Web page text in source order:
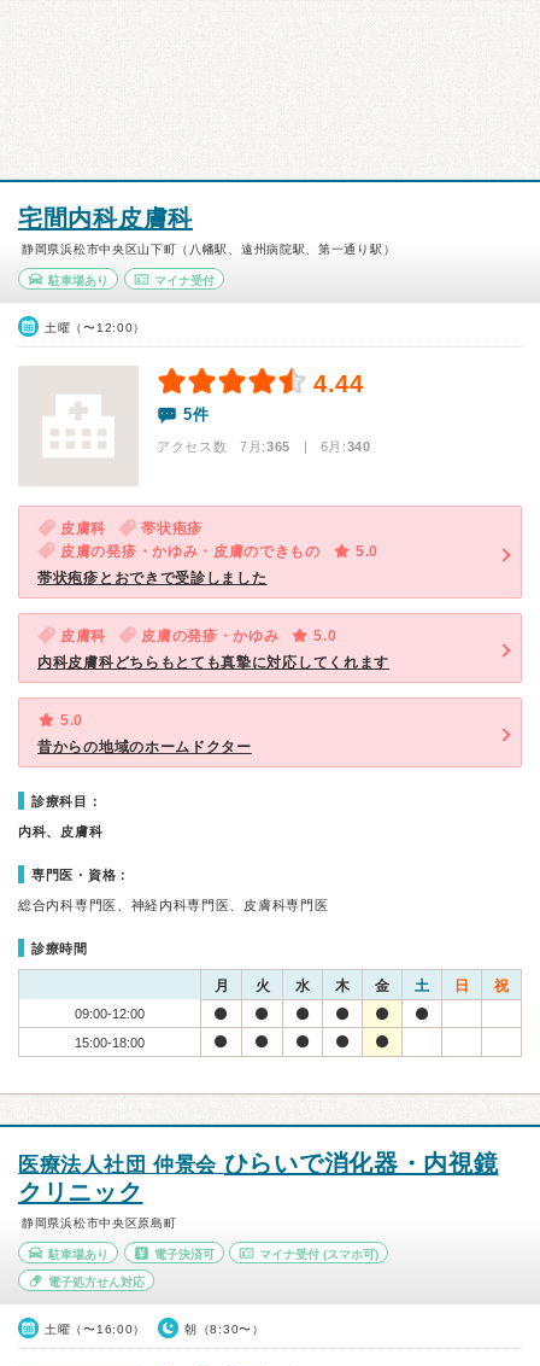
宅間内科皮膚科
静岡県浜松市中央区山下町（八幡駅、遠州病院駅、第一通り駅）
駐車場あり マイナ受付
土曜（〜12:00）
4.44
5件
アクセス数 7月:365 | 6月:340
皮膚科
帯状疱疹
皮膚の発疹・かゆみ・皮膚のできもの
5.0
帯状疱疹とおできで受診しました
皮膚科 皮膚の発疹・かゆみ
5.0
内科皮膚科どちらもとても真摯に対応してくれます
5.0
昔からの地域のホームドクター
診療科目：
内科、皮膚科
専門医・資格：
総合内科専門医、神経内科専門医、皮膚科専門医
診療時間
月 火 水 木 金 土 日 祝
09:00-12:00
15:00-18:00
医療法人社団 仲景会 ひらいで消化器・内視鏡
クリニック
静岡県浜松市中央区原島町
駐車場あり 電子決済可 マイナ受付 (スマホ可)
電子処方せん対応
土曜（〜16:00） 朝（8:30〜）